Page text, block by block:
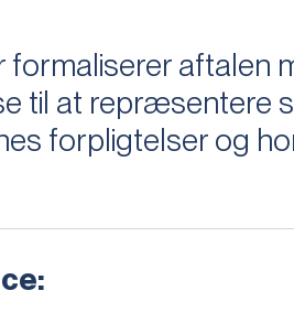
formaliserer
til at repræsentere
forpligtelser og